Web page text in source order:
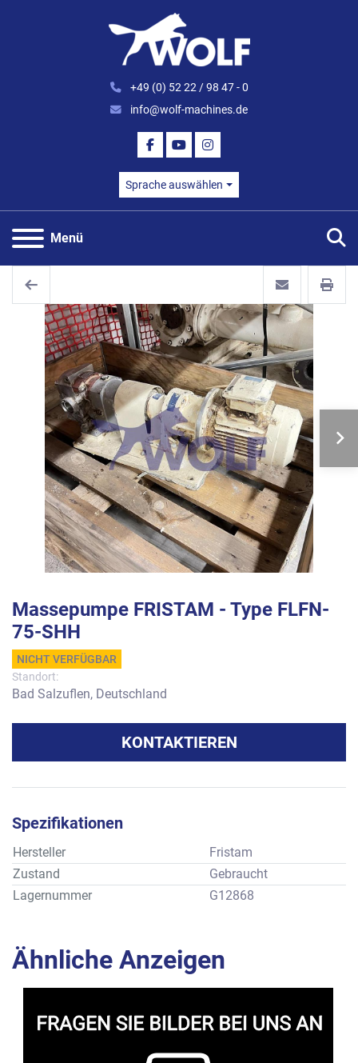
+49 (0) 52 22 / 98 47 - 0
info@wolf-machines.de
FACEBOOK
YOUTUBEINSTAGRAM
Sprache auswählen
Menü
Massepumpe FRISTAM - Type FLFN-
75-SHH
NICHT VERFÜGBAR
Standort:
Bad Salzuflen, Deutschland
KONTAKTIEREN
Spezifikationen
Hersteller
Fristam
Zustand
Gebraucht
Lagernummer
G12868
Ähnliche Anzeigen